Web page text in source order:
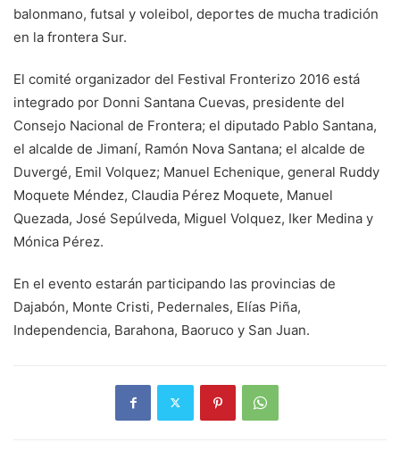
balonmano, futsal y voleibol, deportes de mucha tradición
en la frontera Sur.
El comité organizador del Festival Fronterizo 2016 está
integrado por Donni Santana Cuevas, presidente del
Consejo Nacional de Frontera; el diputado Pablo Santana,
el alcalde de Jimaní, Ramón Nova Santana; el alcalde de
Duvergé, Emil Volquez; Manuel Echenique, general Ruddy
Moquete Méndez, Claudia Pérez Moquete, Manuel
Quezada, José Sepúlveda, Miguel Volquez, Iker Medina y
Mónica Pérez.
En el evento estarán participando las provincias de
Dajabón, Monte Cristi, Pedernales, Elías Piña,
Independencia, Barahona, Baoruco y San Juan.